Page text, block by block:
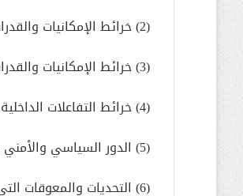
(2) خرائط الإمكانيات والقدرات الأمنية العسكرية
(3) خرائط الإمكانيات والقدرات البشرية
(4) خرائط التفاعلات الداخلية والخارجية
(5) الدور السياسي والأمني والعسكري لكل منها
(6) التحديات والمعوقات التي تواجه كل منها